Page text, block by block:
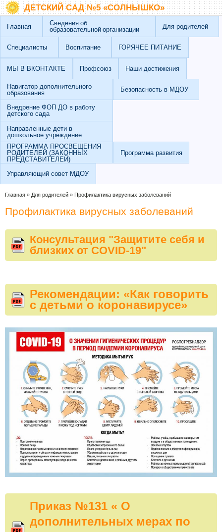
Перейти к основному содержанию
Skip to searchДЕТСКИЙ САД №5 «СОЛНЫШКО»
Главная
Сведения об
образовательной организации
Для родителей
Специалисты Воспитание ГОРЯЧЕЕ ПИТАНИЕ
МЫ В ВКОНТАКТЕ Профсоюз Наши достижения
Навигатор дополнительного
образования
Безопасность в МДОУ
Внедрение ФОП ДО в работу
детского сада
Направленные дети в
дошкольное учреждение
ПРОГРАММА ПРОСВЕЩЕНИЯ
РОДИТЕЛЕЙ (ЗАКОННЫХ
ПРЕДСТАВИТЕЛЕЙ)
Программа развития
Управляющий совет МДОУ
Вы здесь
Главная » Для родителей » Профилактика вирусных заболеваний
Профилактика вирусных заболеваний
Консультация "Защитите себя и
близких от COVID-19"
Рекомендации: «Как говорить
с детьми о коронавирусе»
Приказ №131 « О
дополнительных мерах по